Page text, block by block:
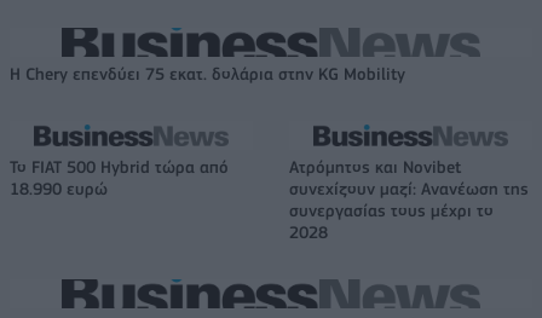
Η Chery επενδύει 75 εκατ. δολάρια στην KG Mobility
Το FIAT 500 Hybrid τώρα από
18.990 ευρώ
Ατρόμητος και Novibet
συνεχίζουν μαζί: Ανανέωση της
συνεργασίας τους μέχρι το
2028